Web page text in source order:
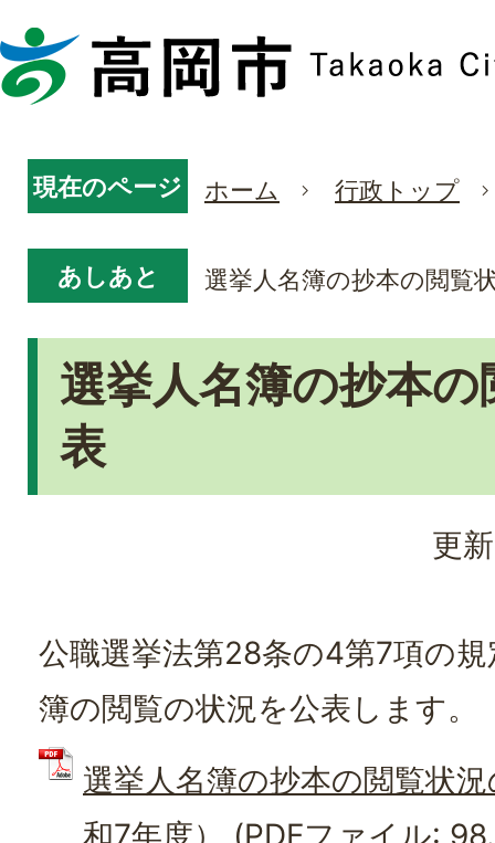
現在のページ ホーム 行政トップ
あしあと 選挙人名簿の抄本の閲覧
選挙人名簿の抄本
表
更
公職選挙法第28条の4第7項の
簿の閲覧の状況を公表します。
選挙人名簿の抄本の閲覧状
和7年度） (PDFファイル: